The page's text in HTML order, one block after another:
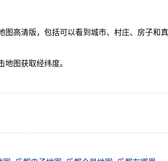
高清版，包括可以看到城市、村庄、房子和
地图获取经纬度。